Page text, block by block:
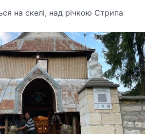
на скелі, над річкою Стрипа